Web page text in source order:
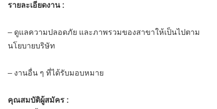
รายละเอียดงาน :
– ดูแลความปลอดภัย และภาพรวมของสาขาให้เป็นไปตาม
นโยบายบริษัท
– งานอื่น ๆ ที่ได้รับมอบหมาย
คุณสมบัติผู้สมัคร :